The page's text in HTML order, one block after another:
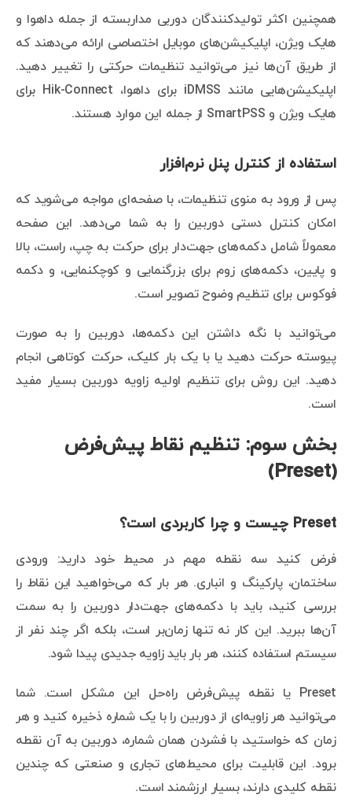
همچنین اکثر تولیدکنندگان دوربی مداربسته از جمله داهوا و
هایک ویژن، اپلیکیشن‌های موبایل اختصاصی ارائه می‌دهند که
از طریق آن‌ها نیز می‌توانید تنظیمات حرکتی را تغییر دهید.
اپلیکیشن‌هایی مانند iDMSS برای داهوا، Hik-Connect برای
هایک ویژن و SmartPSS از جمله این موارد هستند.
استفاده از کنترل پنل نرم‌افزار
پس از ورود به منوی تنظیمات، با صفحه‌ای مواجه می‌شوید که
امکان کنترل دستی دوربین را به شما می‌دهد. این صفحه
معمولاً شامل دکمه‌های جهت‌دار برای حرکت به چپ، راست، بالا
و پایین، دکمه‌های زوم برای بزرگنمایی و کوچکنمایی، و دکمه
فوکوس برای تنظیم وضوح تصویر است.
می‌توانید با نگه داشتن این دکمه‌ها، دوربین را به صورت
پیوسته حرکت دهید یا با یک بار کلیک، حرکت کوتاهی انجام
دهید. این روش برای تنظیم اولیه زاویه دوربین بسیار مفید
است.
بخش سوم: تنظیم نقاط پیش‌فرض
(Preset)
Preset چیست و چرا کاربردی است؟
فرض کنید سه نقطه مهم در محیط خود دارید: ورودی
ساختمان، پارکینگ و انباری. هر بار که می‌خواهید این نقاط را
بررسی کنید، باید با دکمه‌های جهت‌دار دوربین را به سمت
آن‌ها ببرید. این کار نه تنها زمان‌بر است، بلکه اگر چند نفر از
سیستم استفاده کنند، هر بار باید زاویه جدیدی پیدا شود.
Preset یا نقطه پیش‌فرض راه‌حل این مشکل است. شما
می‌توانید هر زاویه‌ای از دوربین را با یک شماره ذخیره کنید و هر
زمان که خواستید، با فشردن همان شماره، دوربین به آن نقطه
برود. این قابلیت برای محیط‌های تجاری و صنعتی که چندین
نقطه کلیدی دارند، بسیار ارزشمند است.